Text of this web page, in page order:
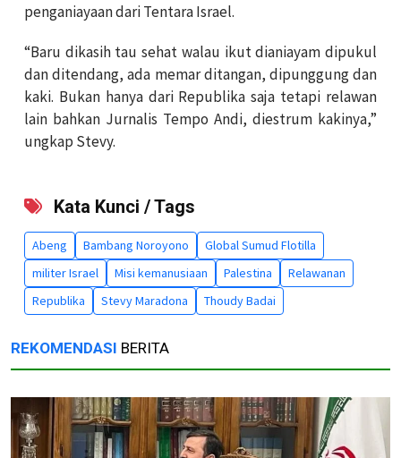
penganiayaan dari Tentara Israel.
“Baru dikasih tau sehat walau ikut dianiayam dipukul
dan ditendang, ada memar ditangan, dipunggung dan
kaki. Bukan hanya dari Republika saja tetapi relawan
lain bahkan Jurnalis Tempo Andi, diestrum kakinya,”
ungkap Stevy.
Kata Kunci / Tags
Abeng Bambang Noroyono
Global Sumud Flotilla
militer Israel
Misi kemanusiaan Palestina
Relawanan
Republika
Stevy Maradona Thoudy Badai
REKOMENDASI BERITA